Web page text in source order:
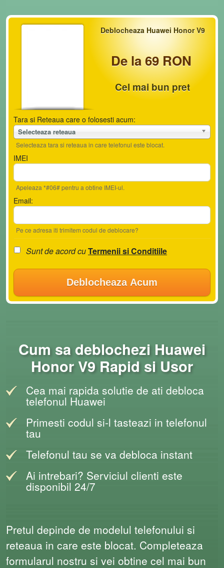
Deblocheaza Huawei Honor V9
De la 69 RON
Cel mai bun pret
Tara si Reteaua care o folosesti acum:
Selecteaza reteaua
Selecteaza tara si reteaua in care telefonul este blocat.
IMEI
Apeleaza *#06# pentru a obtine IMEI-ul.
Email:
Pe ce adresa iti trimitem codul de deblocare?
Sunt de acord cuTermenii si Conditiile
Deblocheaza Acum
Cum sa deblochezi Huawei
Honor V9 Rapid si Usor
Cea mai rapida solutie de ati debloca
telefonul Huawei
Primesti codul si-l tasteazi in telefonul
tau
Telefonul tau se va debloca instant
Ai intrebari? Serviciul clienti este
disponibil 24/7
Pretul depinde de modelul telefonului si
reteaua in care este blocat. Completeaza
formularul nostru si vei obtine cel mai bun